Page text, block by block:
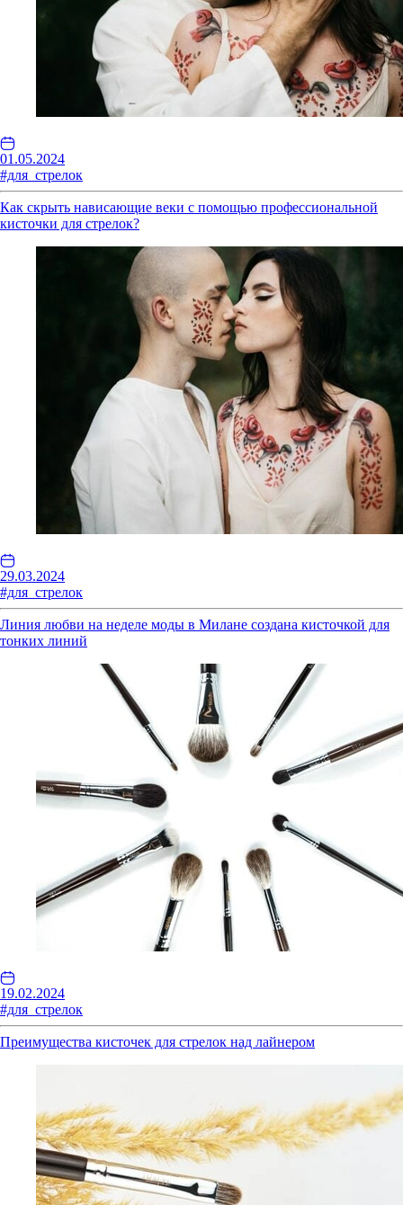
01.05.2024
#для_стрелок
Как скрыть нависающие веки с помощью профессиональной
кисточки для стрелок?
29.03.2024
#для_стрелок
Линия любви на неделе моды в Милане создана кисточкой для
тонких линий
19.02.2024
#для_стрелок
Преимущества кисточек для стрелок над лайнером